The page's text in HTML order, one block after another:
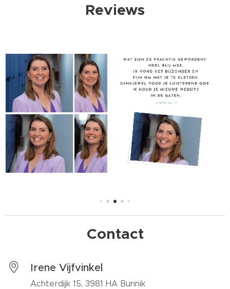
Reviews
Contact
Irene Vijfvinkel
Achterdijk 15, 3981 HA Bunnik